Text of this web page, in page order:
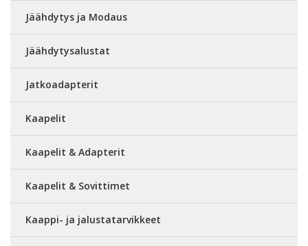
Jäähdytys ja Modaus
Jäähdytysalustat
Jatkoadapterit
Kaapelit
Kaapelit & Adapterit
Kaapelit & Sovittimet
Kaappi- ja jalustatarvikkeet